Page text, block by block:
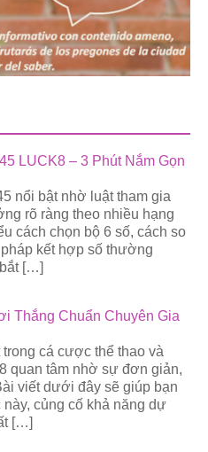
LUCK8 – 3 Phút Nắm Gọn
nổi bật nhờ luật tham gia
rõ ràng theo nhiều hạng
cách chọn bộ 6 số, cách so
kết hợp số thường
[…]
Thắng Chuẩn Chuyên Gia
cá cược thể thao và
quan tâm nhờ sự đơn giản,
viết dưới đây sẽ giúp bạn
củng cố khả năng dự
[…]